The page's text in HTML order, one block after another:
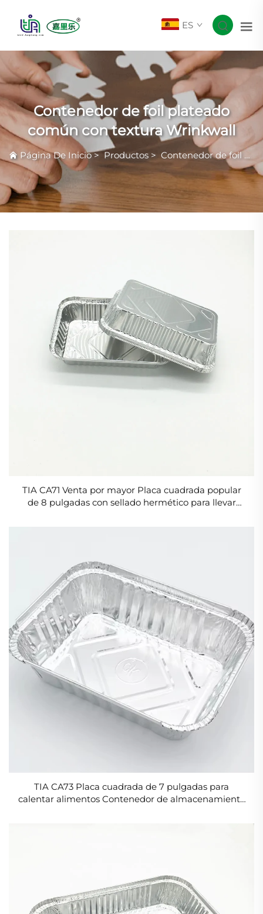
ES
Contenedor de foil plateado
común con textura Wrinkwall
Página De Inicio> Productos > Contenedor de foil plateado común con textura Wrinkwall
TIA CA71 Venta por mayor Placa cuadrada popular
de 8 pulgadas con sellado hermético para llevar
TIA CA73 Placa cuadrada de 7 pulgadas para
calentar alimentos Contenedor de almacenamiento